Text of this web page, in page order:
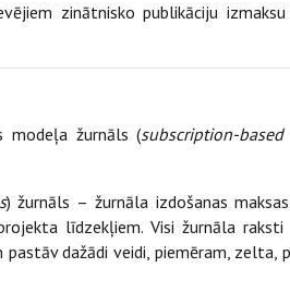
zinātnisko publikāciju
modeļa žurnāls (subscription-
) žurnāls – žurnāla izdošanas
līdzekļiem. Visi žurnāla
dažādi veidi, piemēram, zelta,